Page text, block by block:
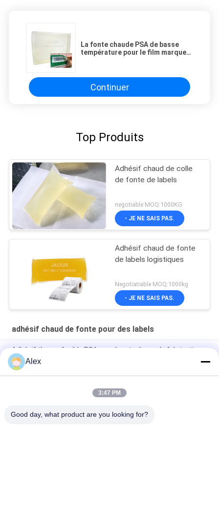
La fonte chaude PSA de basse
température pour le film marque
Continuer
Top Produits
Adhésif chaud de colle
de fonte de labels
negotiable MOQ:1000KG
- JE NE SAIS PAS.
Adhésif chaud de fonte
de labels logistiques
Negotiatiable MOQ:1000kg
- JE NE SAIS PAS.
adhésif chaud de fonte pour des labels
Adhésif thermofusible PSA avec bon tack pour la fabrication
de feuilles de papier gommé
Adhésif à fusion chaude pour étiquettes de bouteilles en verre
Adhésif sensible à la pression de basse fonte chaude de
Alex
3:47 PM
Good day, what product are you looking for?